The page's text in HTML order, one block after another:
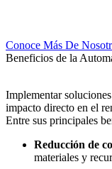
Conoce Más De
Beneficios de la
Implementar
impacto directo en el
Entre sus principales
Reducción de
materiales y